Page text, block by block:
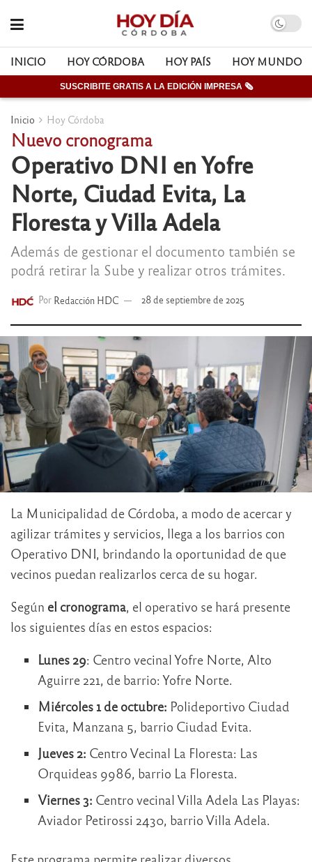
INICIO HOY CÓRDOBA HOY PAÍS HOY MUNDO
SUSCRIBITE GRATIS A LA EDICIÓN IMPRESA 🗞
Inicio Hoy Córdoba
Nuevo cronograma
Operativo DNI en Yofre
Norte, Ciudad Evita, La
Floresta y Villa Adela
Además de gestionar el documento también se
podrá retirar la Sube y realizar otros trámites.
Por Redacción HDC 28 de septiembre de 2025
La Municipalidad de Córdoba, a modo de acercar y
agilizar trámites y servicios, llega a los barrios con
Operativo DNI, brindando la oportunidad de que
vecinos puedan realizarlos cerca de su hogar.
Según el cronograma, el operativo se hará presente
los siguientes días en estos espacios:
Lunes 29: Centro vecinal Yofre Norte, Alto
Aguirre 221, de barrio: Yofre Norte.
Miércoles 1 de octubre: Polideportivo Ciudad
Evita, Manzana 5, barrio Ciudad Evita.
Jueves 2: Centro Vecinal La Floresta: Las
Orquideas 9986, barrio La Floresta.
Viernes 3: Centro vecinal Villa Adela Las Playas:
Aviador Petirossi 2430, barrio Villa Adela.
Este programa permite realizar diversos